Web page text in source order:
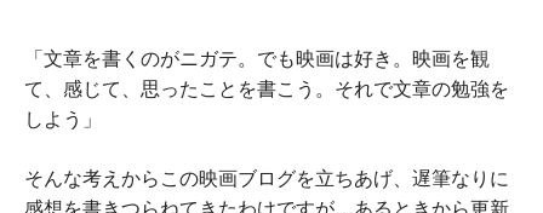
「文章を書くのがニガテ。でも映画は好き。映画を観
て、感じて、思ったことを書こう。それで文章の勉強を
しよう」
そんな考えからこの映画ブログを立ちあげ、遅筆なりに